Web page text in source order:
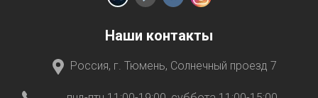
Наши контакты
Россия, г. Тюмень, Солнечный проезд 7